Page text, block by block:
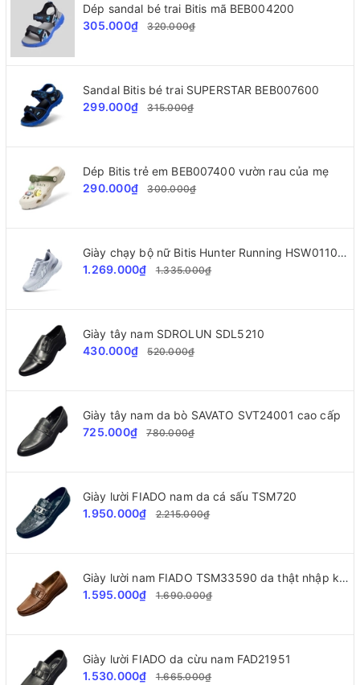
Dép sandal bé trai Bitis mã BEB004200
305.000₫
320.000₫
Sandal Bitis bé trai SUPERSTAR BEB007600
299.000₫
315.000₫
Dép Bitis trẻ em BEB007400 vườn rau của mẹ
290.000₫
300.000₫
Giày chạy bộ nữ Bitis Hunter Running HSW011000
1.269.000₫
1.335.000₫
Giày tây nam SDROLUN SDL5210
430.000₫
520.000₫
Giày tây nam da bò SAVATO SVT24001 cao cấp
725.000₫
780.000₫
Giày lười FIADO nam da cá sấu TSM720
1.950.000₫
2.215.000₫
Giày lười nam FIADO TSM33590 da thật nhập khẩu
1.595.000₫
1.690.000₫
Giày lười FIADO da cừu nam FAD21951
1.530.000₫
1.665.000₫